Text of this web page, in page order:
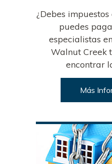
¿Debes
puedes
especialistas
Walnut Creek
encontrar
Más